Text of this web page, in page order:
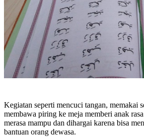
Kegiatan seperti mencuci tangan, memakai
membawa piring ke meja memberi anak
merasa mampu dan dihargai karena bisa
bantuan orang dewasa.